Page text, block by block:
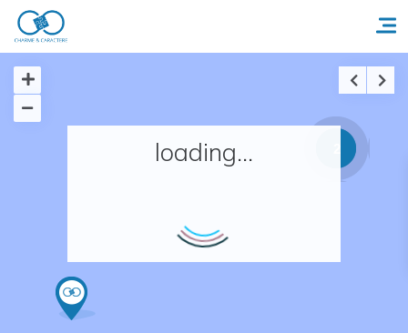
Accueil
Nos collections
loading...